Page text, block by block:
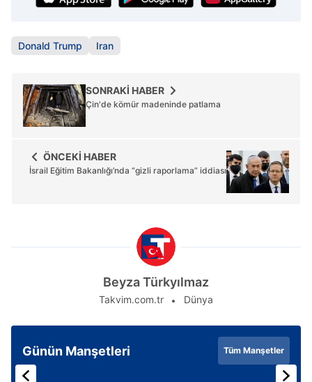
Donald Trump Iran
SONRAKİ HABER
Çin'de kömür madeninde patlama
ÖNCEKİ HABER
İsrail Eğitim Bakanlığı’nda “gizli raporlama” iddiası
Beyza Türkyılmaz
Takvim.com.tr Dünya
Günün Manşetleri Tüm Manşetler